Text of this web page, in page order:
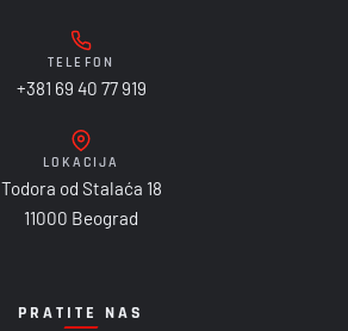
TELEFON
+381 69 40 77 919
LOKACIJA
Todora od Stalaća 18
11000 Beograd
PRATITE NAS